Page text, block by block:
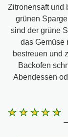
Zitronensaft und
grünen
sind der grüne
das Gemüse
bestreuen und
Backofen
Abendessen
Die
durchschnittliche